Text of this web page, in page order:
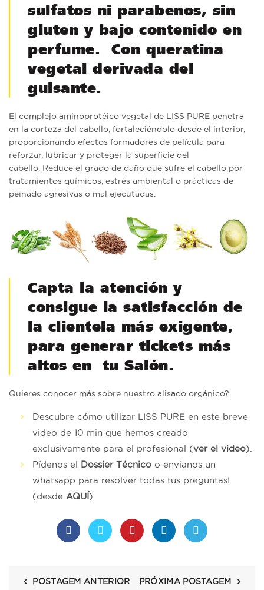
sulfatos ni parabenos, sin
gluten y bajo contenido en
perfume. Con queratina
vegetal derivada del
guisante.
El complejo aminoprotéico vegetal de LISS PURE penetra
en la corteza del cabello, fortaleciéndolo desde el interior,
proporcionando efectos formadores de película para
reforzar, lubricar y proteger la superficie del
cabello. Reduce el grado de daño que sufre el cabello por
tratamientos químicos, estrés ambiental o prácticas de
peinado agresivas o mal ejecutadas.
Capta la atención y
consigue la satisfacción de
la clientela más exigente,
para generar tickets más
altos en tu Salón.
Quieres conocer más sobre nuestro alisado orgánico?
Descubre cómo utilizar LISS PURE en este breve
video de 10 min que hemos creado
exclusivamente para el profesional (ver el video).
Pídenos el Dossier Técnico o envíanos un
whatsapp para resolver todas tus preguntas!
(desde AQUÍ)
POSTAGEM ANTERIOR PRÓXIMA POSTAGEM